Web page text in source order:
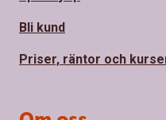
Bli kund
Priser, räntor och